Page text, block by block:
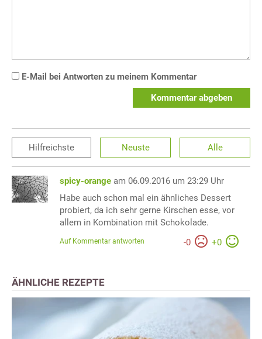
E-Mail bei Antworten zu meinem Kommentar
Kommentar abgeben
Hilfreichste Neuste Alle
spicy-orange am 06.09.2016 um 23:29 Uhr
Habe auch schon mal ein ähnliches Dessert
probiert, da ich sehr gerne Kirschen esse, vor
allem in Kombination mit Schokolade.
-0 +0
Auf Kommentar antworten
ÄHNLICHE REZEPTE